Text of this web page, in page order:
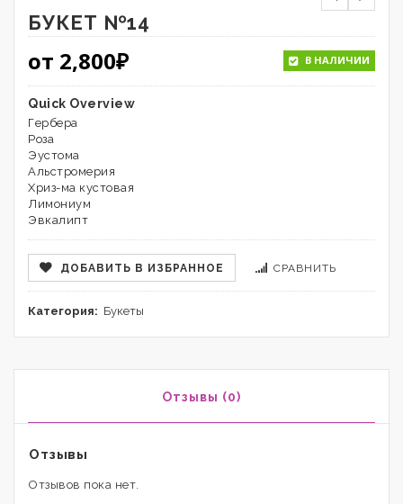
БУКЕТ №14
от 2,800₽ В НАЛИЧИИ
Quick Overview
Гербера
Роза
Эустома
Альстромерия
Хриз-ма кустовая
Лимониум
Эвкалипт
ДОБАВИТЬ В ИЗБРАННОЕ СРАВНИТЬ
Категория: Букеты
Отзывы (0)
Отзывы
Отзывов пока нет.